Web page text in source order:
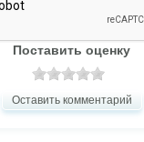
Поставить оценку
Оставить комментарий